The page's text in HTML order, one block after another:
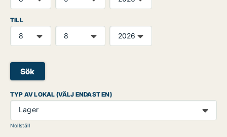
TILL
Sök
TYP AV LOKAL (VÄLJ ENDAST EN)
Lager
Nollställ